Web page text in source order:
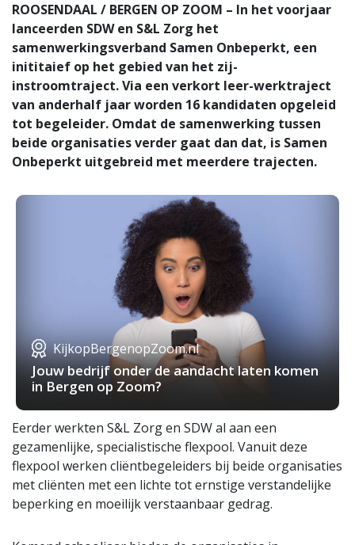
ROOSENDAAL / BERGEN OP ZOOM – In het voorjaar
lanceerden SDW en S&L Zorg het
samenwerkingsverband Samen Onbeperkt, een
inititaief op het gebied van het zij-
instroomtraject. Via een verkort leer-werktraject
van anderhalf jaar worden 16 kandidaten opgeleid
tot begeleider. Omdat de samenwerking tussen
beide organisaties verder gaat dan dat, is Samen
Onbeperkt uitgebreid met meerdere trajecten.
KijkopBergenopZoom.nl
Jouw bedrijf onder de aandacht laten komen
in Bergen op Zoom?
Eerder werkten S&L Zorg en SDW al aan een
gezamenlijke, specialistische flexpool. Vanuit deze
flexpool werken cliëntbegeleiders bij beide organisaties
met cliënten met een lichte tot ernstige verstandelijke
beperking en moeilijk verstaanbaar gedrag.